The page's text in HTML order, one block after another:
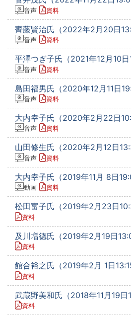
音声 資料
齊藤賢治氏（2022年2月20日
音声 資料
平澤つぎ子氏（2021年12月10
音声 資料
島田福男氏（2020年12月11日
音声 資料
大内幸子氏（2020年2月22日
音声 資料
山田修生氏（2020年2月12日
音声 資料
大内幸子氏（2019年11月 8日
動画 資料
松田富子氏（2019年2月23日
資料
及川増德氏（2019年2月19日
資料
館合裕之氏（2019年2月 1日
資料
武蔵野美和氏（2018年11月19日
資料